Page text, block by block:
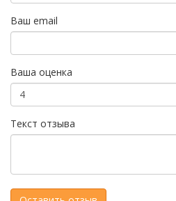
Ваш email
Ваша оценка
Текст отзыва